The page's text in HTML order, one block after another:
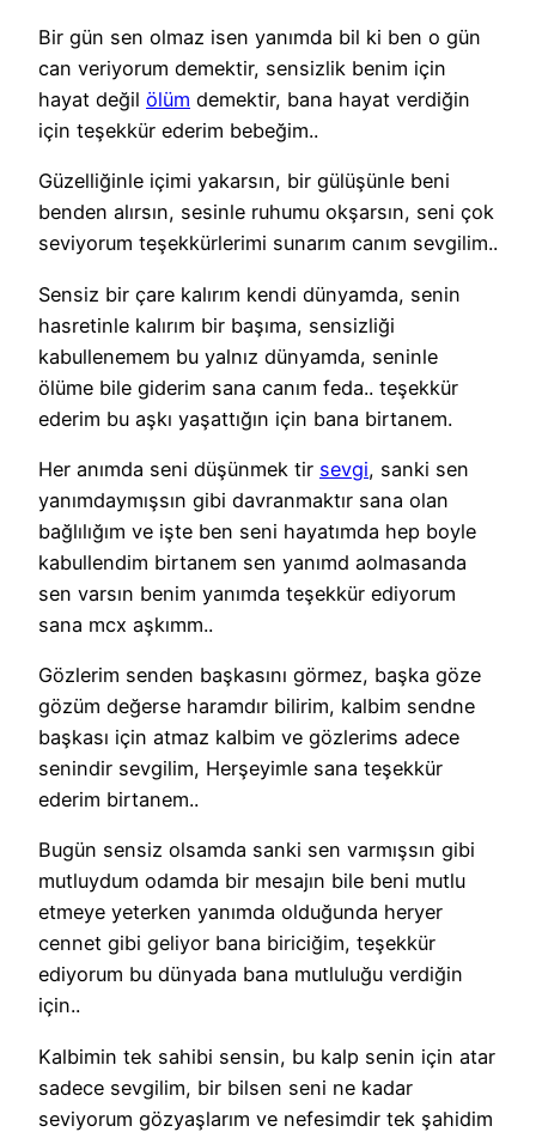
Bir gün sen olmaz isen yanımda bil ki ben o gün
can veriyorum demektir, sensizlik benim için
hayat değil ölüm demektir, bana hayat verdiğin
için teşekkür ederim bebeğim..
Güzelliğinle içimi yakarsın, bir gülüşünle beni
benden alırsın, sesinle ruhumu okşarsın, seni çok
seviyorum teşekkürlerimi sunarım canım sevgilim..
Sensiz bir çare kalırım kendi dünyamda, senin
hasretinle kalırım bir başıma, sensizliği
kabullenemem bu yalnız dünyamda, seninle
ölüme bile giderim sana canım feda.. teşekkür
ederim bu aşkı yaşattığın için bana birtanem.
Her anımda seni düşünmek tir sevgi, sanki sen
yanımdaymışsın gibi davranmaktır sana olan
bağlılığım ve işte ben seni hayatımda hep boyle
kabullendim birtanem sen yanımd aolmasanda
sen varsın benim yanımda teşekkür ediyorum
sana mcx aşkımm..
Gözlerim senden başkasını görmez, başka göze
gözüm değerse haramdır bilirim, kalbim sendne
başkası için atmaz kalbim ve gözlerims adece
senindir sevgilim, Herşeyimle sana teşekkür
ederim birtanem..
Bugün sensiz olsamda sanki sen varmışsın gibi
mutluydum odamda bir mesajın bile beni mutlu
etmeye yeterken yanımda olduğunda heryer
cennet gibi geliyor bana biriciğim, teşekkür
ediyorum bu dünyada bana mutluluğu verdiğin
için..
Kalbimin tek sahibi sensin, bu kalp senin için atar
sadece sevgilim, bir bilsen seni ne kadar
seviyorum gözyaşlarım ve nefesimdir tek şahidim